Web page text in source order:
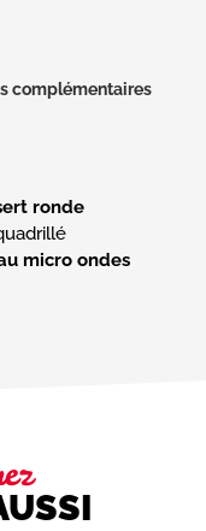
complémentaires
ronde
Couleur blanche effet quadrillé
micro ondes